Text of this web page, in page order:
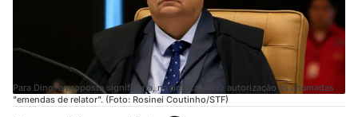
Para Dino, a proposta significaria, na prática, nova autorização às chamadas
"emendas de relator". (Foto: Rosinei Coutinho/STF)